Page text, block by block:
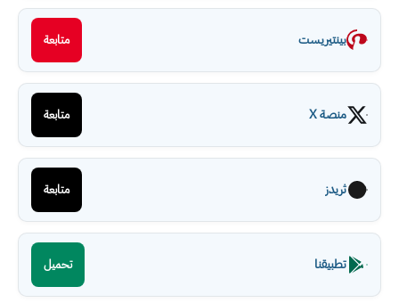
بينتيريست متابعة
منصة X متابعة
ثريدز متابعة
تطبيقنا تحميل